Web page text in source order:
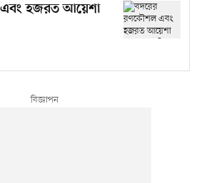
হজরত আয়েশা